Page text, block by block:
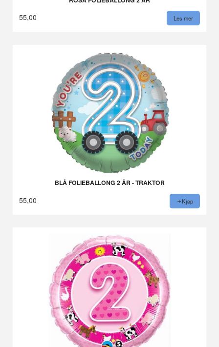
55,00 Les mer
BLÅ FOLIEBALLONG 2 ÅR - TRAKTOR
55,00 Kjøp